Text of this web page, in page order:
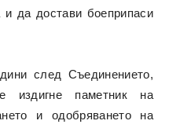
да достави боеприпаси
след Съединението,
издигне паметник на
и одобряването на